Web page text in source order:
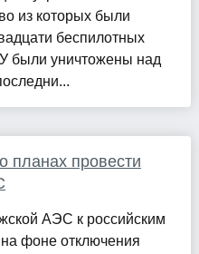
из которых были
беспилотных
были уничтожены над
планах провести
АЭС к российским
фоне отключения